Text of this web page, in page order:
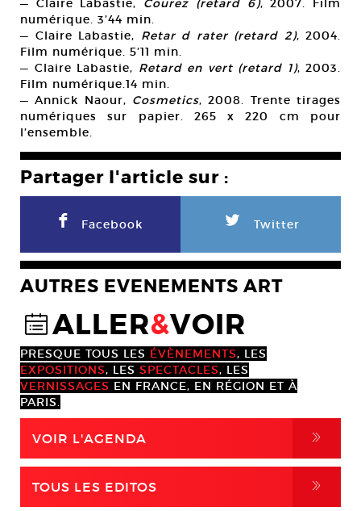
— Claire Labastie, Courez (retard 6), 2007. Film
numérique. 3’44 min.
— Claire Labastie, Retar d rater (retard 2), 2004.
Film numérique. 5’11 min.
— Claire Labastie, Retard en vert (retard 1), 2003.
Film numérique.14 min.
— Annick Naour, Cosmetics, 2008. Trente tirages
numériques sur papier. 265 x 220 cm pour
l’ensemble.
Partager l'article sur :
F Facebook L Twitter
AUTRES EVENEMENTS ART
@ALLER&VOIR
PRESQUE TOUS LES ÉVÈNEMENTS, LES
EXPOSITIONS, LES SPECTACLES, LES
VERNISSAGES EN FRANCE, EN RÉGION ET À
PARIS.
VOIR L'AGENDA ,
TOUS LES EDITOS ,